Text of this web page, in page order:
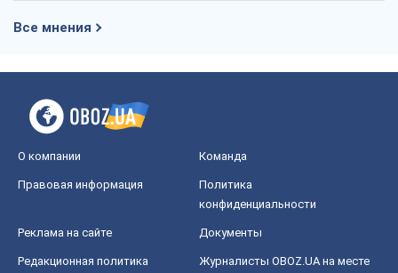
Все мнения
О компании Команда
Правовая информация
Политика
конфиденциальности
Реклама на сайте Документы
Редакционная политика
Журналисты OBOZ.UA на месте